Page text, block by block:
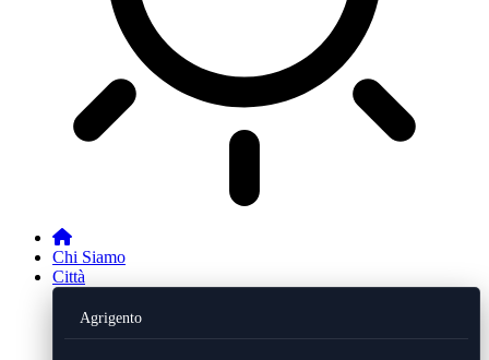
Chi Siamo
Città
Agrigento